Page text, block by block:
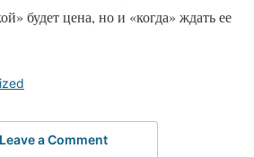
будет цена, но и «когда» ждать ее
Leave a Comment